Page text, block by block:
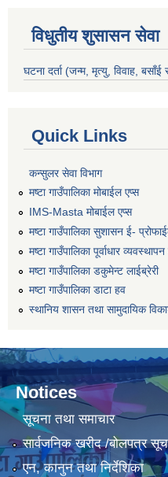
विधुतीय शुसासन सेवा
घटना दर्ता (जन्म, मृत्यु, विवाह, बसाँई
Quick Links
कन्सुलर सेवा विभाग
मष्टा गाउँपालिका मोबाईल एप्स
IMS-Masta मोबाईल एप्स
मष्टा गाउँपालिका सुशासन ई-
मष्टा गाउँपालिका पूर्वाधार
मष्टा गाउँपालिका डकुमेन्ट लाईब्रेरी
मष्टा गाउँपालिका डाटा हव
स्थानिय शासन तथा सामुदायिक
Notices
सूचना तथा समाचार
सार्वजनिक खरीद /बोलपत्र
एन, कानुन तथा निर्देशिका